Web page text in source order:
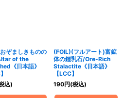
ぞましきものの
of the
《日本語》
込)
(FOIL)(フルアート)富鉱
体の鍾乳石/Ore-Rich
Stalactite《日本語》
【LCC】
190円(税込)